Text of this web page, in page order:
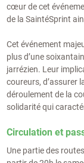
cœur de cet
de la SaintéSprint
Cet événement
plus d’une
jarrézien. Leur
coureurs, d’assurer
déroulement de la
solidarité qui
Circulation et
Une partie des